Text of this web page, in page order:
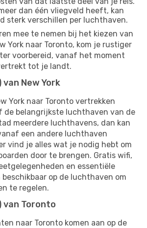
dan één vliegveld heeft, kan
sterk verschillen per luchthaven.
mee te nemen bij het kiezen van
York naar Toronto, kom je rustiger
voorbereid, vanaf het moment
tot je landt.
New York
York naar Toronto vertrekken
de belangrijkste luchthaven van de
meerdere luchthavens, dan kan
een andere luchthaven
vind je alles wat je nodig hebt om
door te brengen. Gratis wifi,
en essentiële
op de luchthaven om
te regelen.
van Toronto
naar Toronto komen aan op de